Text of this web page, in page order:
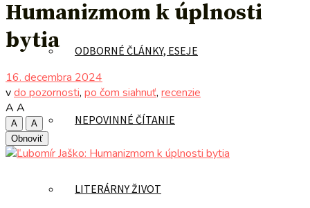
ODBORNÉ ČLÁNKY, ESEJE
NEPOVINNÉ ČÍTANIE
LITERÁRNY ŽIVOT
Humanizmom k úplnosti
bytia
16. decembra 2024
vdo pozornosti, po čom siahnuť, recenzie
A A
A
A
Obnoviť